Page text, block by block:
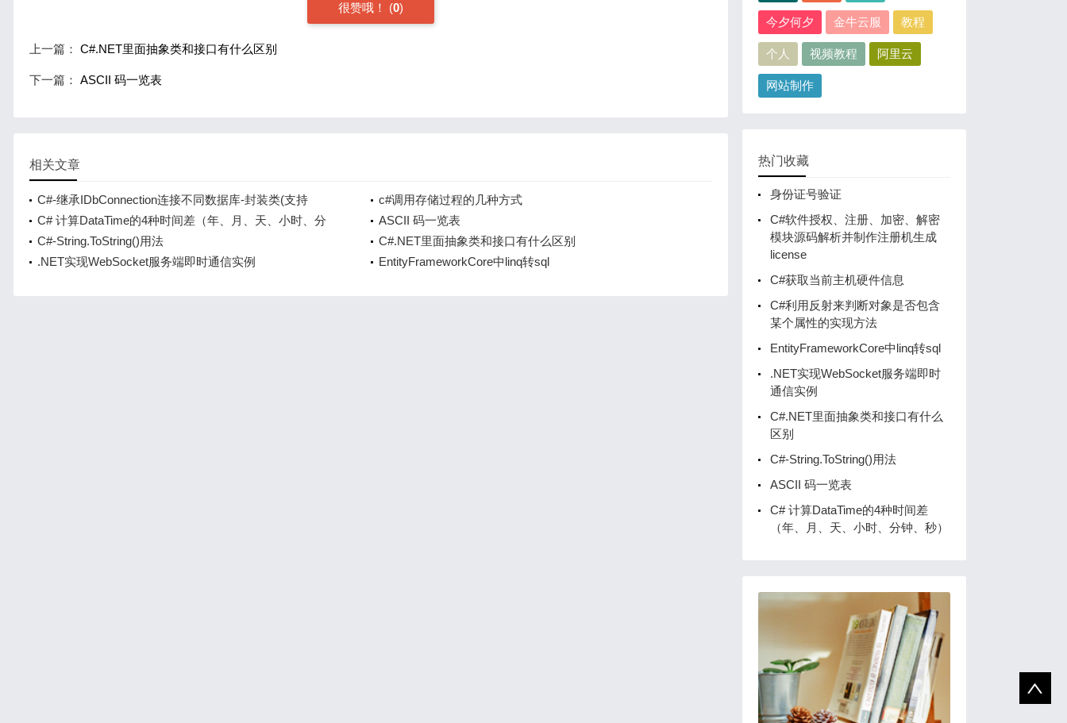
很赞哦！ (0)
上一篇： C#.NET里面抽象类和接口有什么区别
下一篇： ASCII 码一览表
相关文章
C#-继承IDbConnection连接不同数据库-封装类(支持
SqlServer，MySql，Or
c#调用存储过程的几种方式
C# 计算DataTime的4种时间差（年、月、天、小时、分
钟、秒）
ASCII 码一览表
C#-String.ToString()用法
C#.NET里面抽象类和接口有什么区别
.NET实现WebSocket服务端即时通信实例
EntityFrameworkCore中linq转sql
今夕何夕 金牛云服 教程
个人 视频教程 阿里云
网站制作
热门收藏
身份证号验证
C#软件授权、注册、加密、解密
模块源码解析并制作注册机生成
license
C#获取当前主机硬件信息
C#利用反射来判断对象是否包含
某个属性的实现方法
EntityFrameworkCore中linq转sql
.NET实现WebSocket服务端即时
通信实例
C#.NET里面抽象类和接口有什么
区别
C#-String.ToString()用法
ASCII 码一览表
C# 计算DataTime的4种时间差
（年、月、天、小时、分钟、秒）